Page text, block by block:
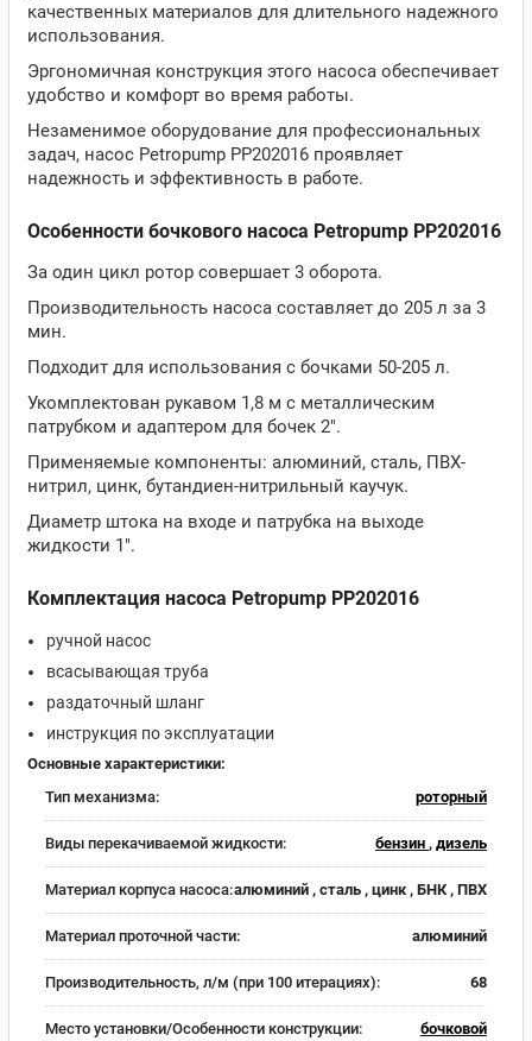
качественных материалов для длительного надежного
использования.
Эргономичная конструкция этого насоса обеспечивает
удобство и комфорт во время работы.
Незаменимое оборудование для профессиональных
задач, насос Petropump PP202016 проявляет
надежность и эффективность в работе.
Особенности бочкового насоса Petropump PP202016
За один цикл ротор совершает 3 оборота.
Производительность насоса составляет до 205 л за 3
мин.
Подходит для использования с бочками 50-205 л.
Укомплектован рукавом 1,8 м с металлическим
патрубком и адаптером для бочек 2".
Применяемые компоненты: алюминий, сталь, ПВХ-
нитрил, цинк, бутандиен-нитрильный каучук.
Диаметр штока на входе и патрубка на выходе
жидкости 1".
Комплектация насоса Petropump PP202016
ручной насос
всасывающая труба
раздаточный шланг
инструкция по эксплуатации
Основные характеристики:
Тип механизма:
роторный
Виды перекачиваемой жидкости: бензин , дизель
Материал корпуса насоса:алюминий , сталь , цинк , БНК , ПВХ
Материал проточной части: алюминий
Производительность, л/м (при 100 итерациях): 68
Место установки/Особенности конструкции: бочковой